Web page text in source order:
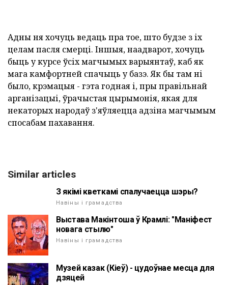
Адны ня хочуць ведаць пра тое, што будзе з іх
целам пасля смерці. Іншыя, наадварот, хочуць
быць у курсе ўсіх магчымых варыянтаў, каб як
мага камфортней спачыць у базэ. Як бы там ні
было, крэмацыя - гэта годная і, пры правільнай
арганізацыі, ўрачыстая цырымонія, якая для
некаторых народаў з'яўляецца адзіна магчымым
спосабам пахавання.
Similar articles
З якімі кветкамі спалучаецца шэры?
Навіны і грамадства
Выстава Макінтоша ў Крамлі: "Маніфест
новага стылю"
Навіны і грамадства
Музей казак (Кіеў) - цудоўнае месца для
дзяцей